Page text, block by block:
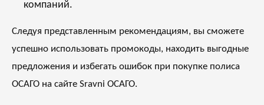
компаний.
Следуя представленным рекомендациям, вы сможете
успешно использовать промокоды, находить выгодные
предложения и избегать ошибок при покупке полиса
ОСАГО на сайте Sravni ОСАГО.